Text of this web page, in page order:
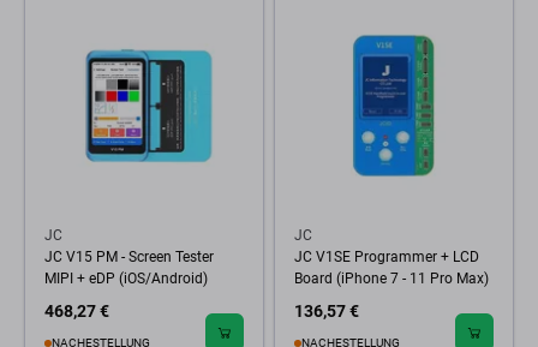
JC
JC V15 PM - Screen Tester
MIPI + eDP (iOS/Android)
468,27 €
NACHESTELLUNG
JC
JC V1SE Programmer + LCD
Board (iPhone 7 - 11 Pro Max)
136,57 €
NACHESTELLUNG